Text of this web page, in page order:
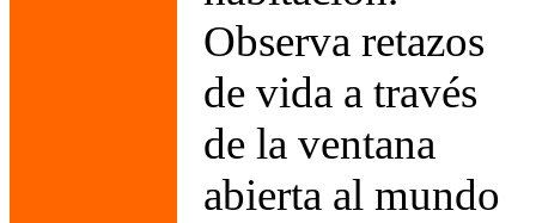
Observa retazos
de vida a través
de la ventana
abierta al mundo